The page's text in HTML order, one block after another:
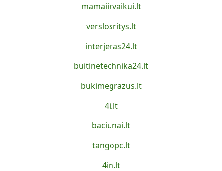
mamaiirvaikui.lt
verslosritys.lt
interjeras24.lt
buitinetechnika24.lt
bukimegrazus.lt
4i.lt
baciunai.lt
tangopc.lt
4in.lt